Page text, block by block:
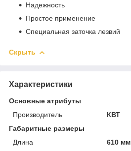
Надежность
Простое применение
Специальная заточка лезвий
Скрыть
Характеристики
Основные атрибуты
Производитель
КВТ
Габаритные размеры
Длина
610 мм